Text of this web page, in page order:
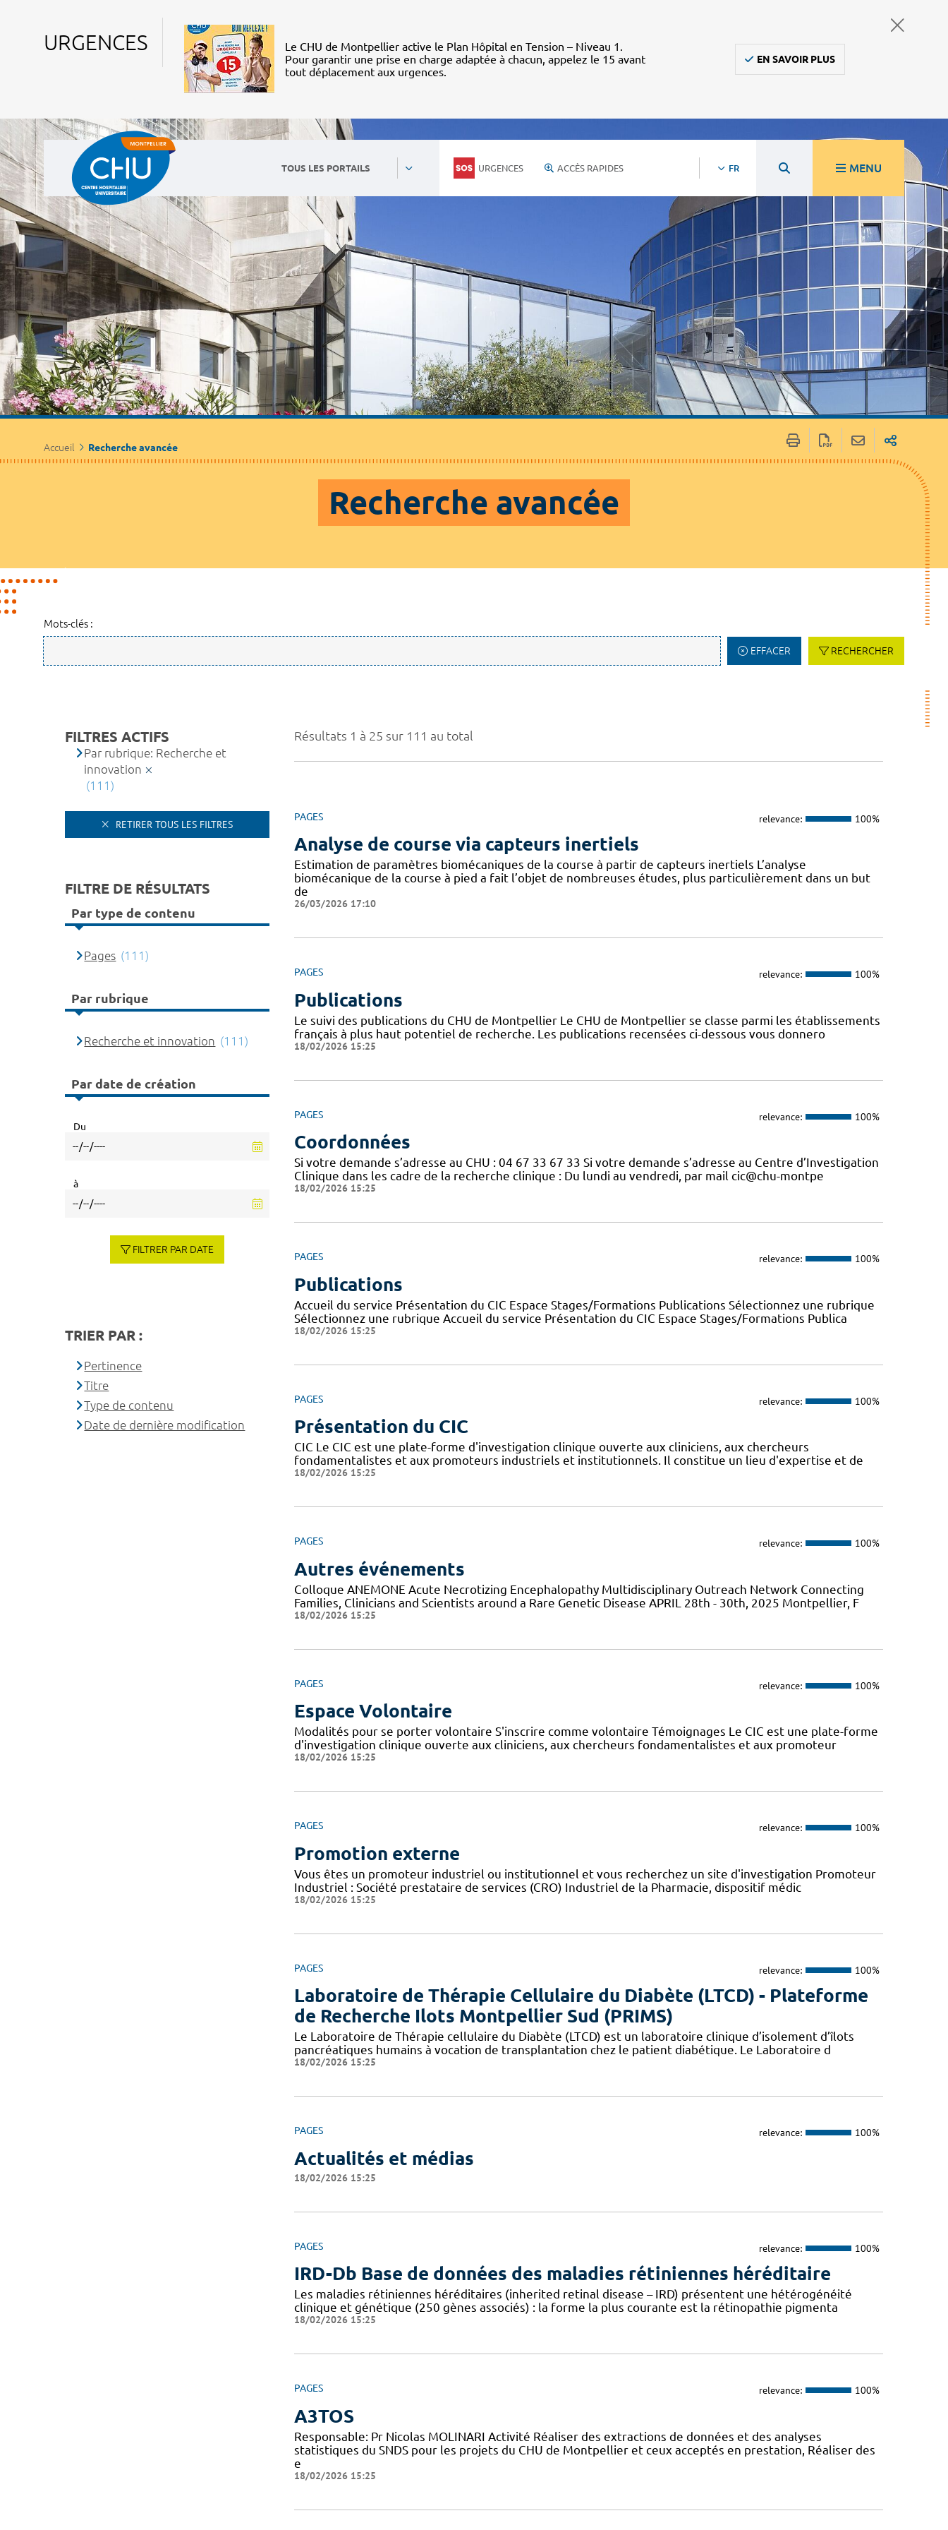
URGENCES
Le CHU de Montpellier active le Plan Hôpital en Tension – Niveau 1.
Pour garantir une prise en charge adaptée à chacun, appelez le 15 avant
tout déplacement aux urgences.
EN SAVOIR PLUS
TOUS LES PORTAILS URGENCES ACCÈS RAPIDES FR MENU
Accueil Recherche avancée
Recherche avancée
Mots-clés :
EFFACER RECHERCHER
Résultats 1 à 25 sur 111 au total
PAGES relevance: 100%
Analyse de course via capteurs inertiels
Estimation de paramètres biomécaniques de la course à partir de capteurs inertiels L’analyse
biomécanique de la course à pied a fait l’objet de nombreuses études, plus particulièrement dans un but
de
26/03/2026 17:10
PAGES relevance: 100%
Publications
Le suivi des publications du CHU de Montpellier Le CHU de Montpellier se classe parmi les établissements
français à plus haut potentiel de recherche. Les publications recensées ci-dessous vous donnero
18/02/2026 15:25
PAGES relevance: 100%
Coordonnées
Si votre demande s’adresse au CHU : 04 67 33 67 33 Si votre demande s’adresse au Centre d’Investigation
Clinique dans les cadre de la recherche clinique : Du lundi au vendredi, par mail cic@chu-montpe
18/02/2026 15:25
PAGES relevance: 100%
Publications
Accueil du service Présentation du CIC Espace Stages/Formations Publications Sélectionnez une rubrique
Sélectionnez une rubrique Accueil du service Présentation du CIC Espace Stages/Formations Publica
18/02/2026 15:25
PAGES relevance: 100%
Présentation du CIC
CIC Le CIC est une plate-forme d'investigation clinique ouverte aux cliniciens, aux chercheurs
fondamentalistes et aux promoteurs industriels et institutionnels. Il constitue un lieu d'expertise et de
18/02/2026 15:25
PAGES relevance: 100%
Autres événements
Colloque ANEMONE Acute Necrotizing Encephalopathy Multidisciplinary Outreach Network Connecting
Families, Clinicians and Scientists around a Rare Genetic Disease APRIL 28th - 30th, 2025 Montpellier, F
18/02/2026 15:25
PAGES relevance: 100%
Espace Volontaire
Modalités pour se porter volontaire S'inscrire comme volontaire Témoignages Le CIC est une plate-forme
d'investigation clinique ouverte aux cliniciens, aux chercheurs fondamentalistes et aux promoteur
18/02/2026 15:25
PAGES relevance: 100%
Promotion externe
Vous êtes un promoteur industriel ou institutionnel et vous recherchez un site d'investigation Promoteur
Industriel : Société prestataire de services (CRO) Industriel de la Pharmacie, dispositif médic
18/02/2026 15:25
PAGES relevance: 100%
Laboratoire de Thérapie Cellulaire du Diabète (LTCD) - Plateforme
de Recherche Ilots Montpellier Sud (PRIMS)
Le Laboratoire de Thérapie cellulaire du Diabète (LTCD) est un laboratoire clinique d’isolement d’îlots
pancréatiques humains à vocation de transplantation chez le patient diabétique. Le Laboratoire d
18/02/2026 15:25
PAGES relevance: 100%
Actualités et médias
18/02/2026 15:25
PAGES relevance: 100%
IRD-Db Base de données des maladies rétiniennes héréditaire
Les maladies rétiniennes héréditaires (inherited retinal disease – IRD) présentent une hétérogénéité
clinique et génétique (250 gènes associés) : la forme la plus courante est la rétinopathie pigmenta
18/02/2026 15:25
PAGES relevance: 100%
A3TOS
Responsable: Pr Nicolas MOLINARI Activité Réaliser des extractions de données et des analyses
statistiques du SNDS pour les projets du CHU de Montpellier et ceux acceptés en prestation, Réaliser des
e
18/02/2026 15:25
FILTRES ACTIFS
Par rubrique: Recherche et
innovation
(111)
RETIRER TOUS LES FILTRES
FILTRE DE RÉSULTATS
Par type de contenu
Pages (111)
Par rubrique
Recherche et innovation (111)
Par date de création
Du
à
FILTRER PAR DATE
TRIER PAR :
Pertinence
Titre
Type de contenu
Date de dernière modification